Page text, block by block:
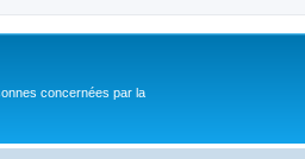
concernées par la